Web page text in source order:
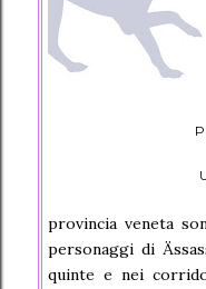
provincia veneta
personaggi di
quinte e nei